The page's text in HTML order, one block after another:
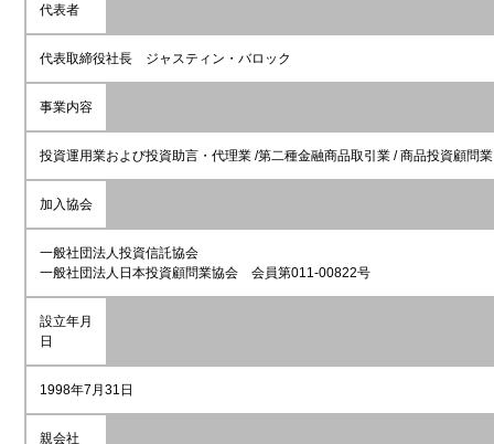
代表者
代表取締役社長 ジャスティン・バロック
事業内容
投資運用業および投資助言・代理業 /第二種金融商品取引業 / 商品投資顧問業
加入協会
一般社団法人投資信託協会
一般社団法人日本投資顧問業協会 会員第011-00822号
設立年月
日
1998年7月31日
親会社